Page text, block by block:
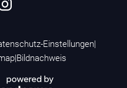
Einstellungen|
|Bildnachweis